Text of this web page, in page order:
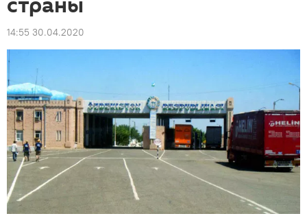
14:55 30.04.2020